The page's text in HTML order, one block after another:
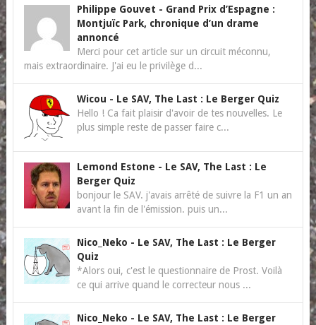
Philippe Gouvet - Grand Prix d’Espagne :
Montjuïc Park, chronique d’un drame
annoncé
Merci pour cet article sur un circuit méconnu,
mais extraordinaire. J'ai eu le privilège d...
Wicou - Le SAV, The Last : Le Berger Quiz
Hello ! Ca fait plaisir d'avoir de tes nouvelles. Le
plus simple reste de passer faire c...
Lemond Estone - Le SAV, The Last : Le
Berger Quiz
bonjour le SAV. j'avais arrêté de suivre la F1 un an
avant la fin de l'émission. puis un...
Nico_Neko - Le SAV, The Last : Le Berger
Quiz
*Alors oui, c'est le questionnaire de Prost. Voilà
ce qui arrive quand le correcteur nous ...
Nico_Neko - Le SAV, The Last : Le Berger